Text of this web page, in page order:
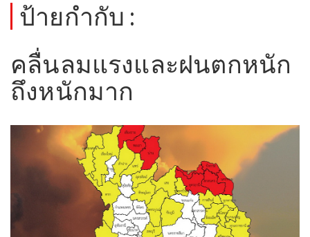
ป้ายกำกับ :
คลื่นลมแรงและฝนตกหนัก
ถึงหนักมาก